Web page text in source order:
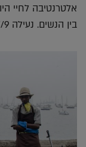
אלטרנטיבה לחיי
בין הנשים. נעילה 7/9. אוצרות: שקד שמיר. הפקה: ליאת מולכו.